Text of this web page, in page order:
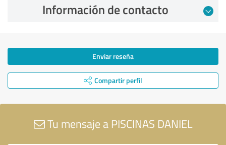
Información de contacto
Enviar reseña
Compartir perfil
Tu mensaje a PISCINAS DANIEL